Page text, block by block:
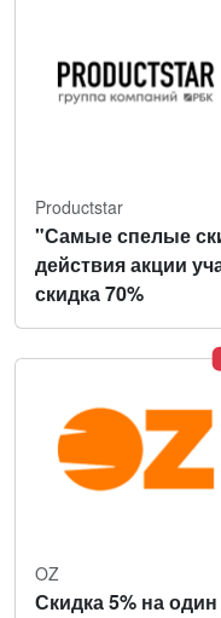
Productstar
"Самые спелые
действия акции
скидка 70%
OZ
Скидка 5% на